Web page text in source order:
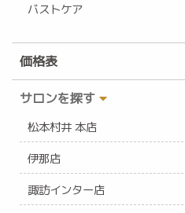
バストケア
価格表
サロンを探す
松本村井 本店
伊那店
諏訪インター店